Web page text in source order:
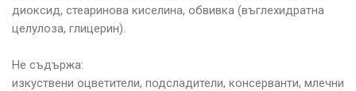
диоксид, стеаринова киселина, обвивка (въглехидратна
целулозa, глицерин).
Не съдържа:
изкуствени оцветители, подсладители, консерванти, млечни